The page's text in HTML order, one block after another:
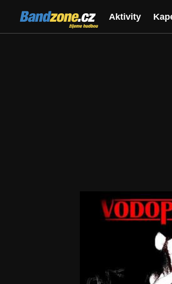
Bandzone.cz
žijeme hudbou
Aktivity